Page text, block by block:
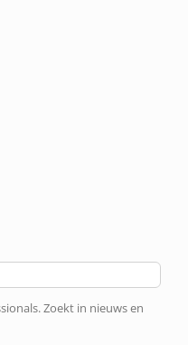
Zoekt in nieuws en